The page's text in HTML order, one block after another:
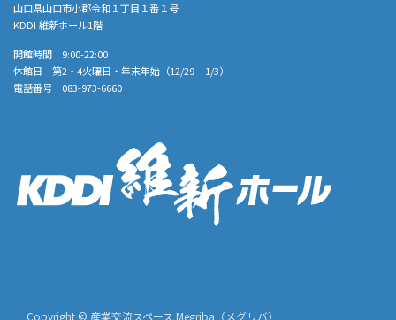
山口県山口市小郡令和１丁目１番１号
KDDI 維新ホール1階
開館時間 9:00-22:00
休館日 第2・4火曜日・年末年始（12/29 – 1/3）
電話番号 083-973-6660
Copyright © 産業交流スペース Megriba（メグリバ）